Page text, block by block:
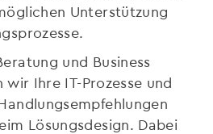
Unterstützung
und Business
wir Ihre IT-Prozesse und
Lösungsdesign. Dabei